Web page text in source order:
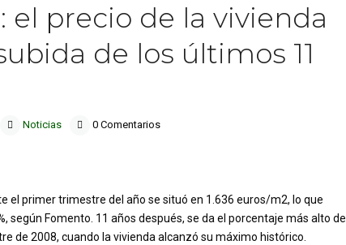
el precio de la vivienda
de los últimos 11
Noticias 0 Comentarios
el primer trimestre del año se situó en 1.636 euros/m2, lo que
según Fomento. 11 años después, se da el porcentaje más alto de
de 2008, cuando la vivienda alcanzó su máximo histórico.